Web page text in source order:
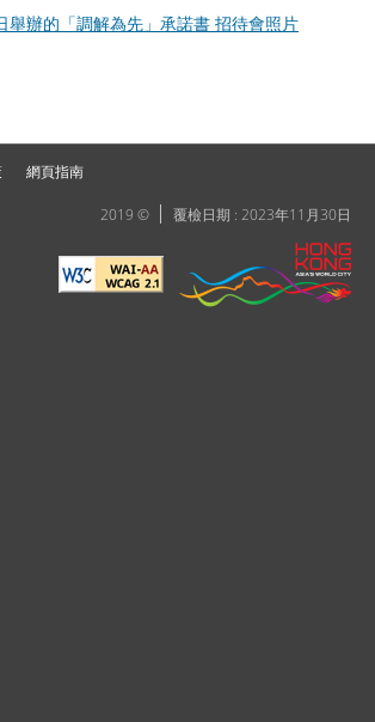
舉辦的「調解為先」承諾書 招待會照片
網頁指南
2019 © 覆檢日期 : 2023年11月30日